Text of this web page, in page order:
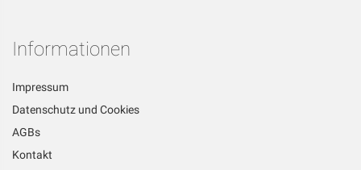
Informationen
Impressum
Datenschutz und Cookies
AGBs
Kontakt